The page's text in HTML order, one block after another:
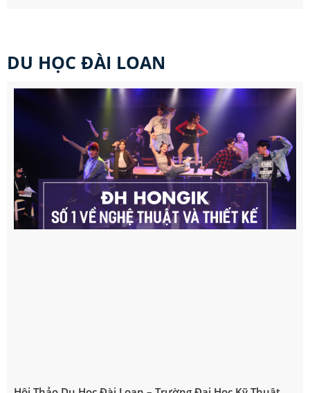
DU HỌC ĐÀI LOAN​